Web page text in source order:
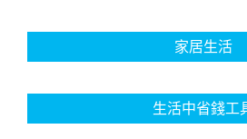
家居生活
生活中省錢工